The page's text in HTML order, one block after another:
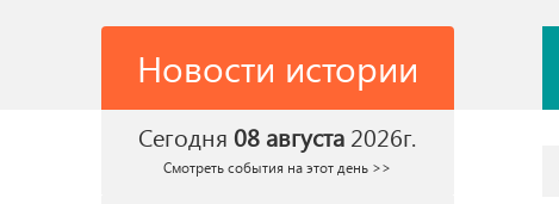
Новости истории
Сегодня 08 августа 2026г.
Смотреть события на этот день >>